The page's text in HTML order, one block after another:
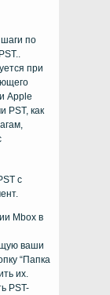
по
при
Apple
PST, как
с
Mbox в
ваши
“Папка
их.
PST-